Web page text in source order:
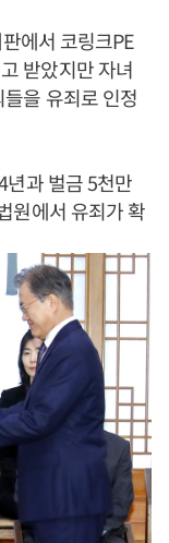
에서 코링크PE
받았지만 자녀
을 유죄로 인정
과 벌금 5천만
원에서 유죄가 확